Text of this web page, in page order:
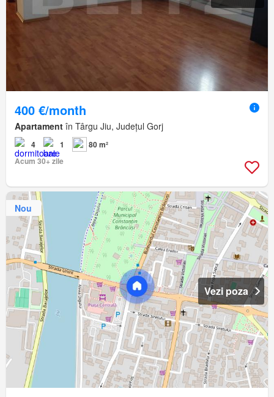
400 €/month
Apartament în Târgu Jiu, Județul Gorj
4 1
80 m²
Acum 30+ zile
Nou
Vezi poza